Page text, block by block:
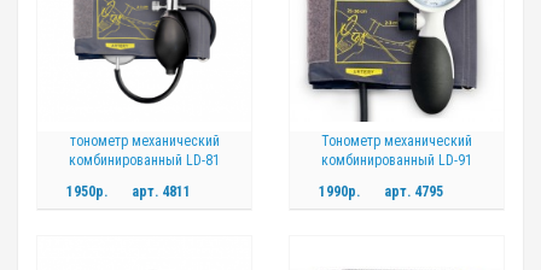
тонометр механический
комбинированный LD-81
1950р.
арт. 4811
Тонометр механический
комбинированный LD-91
1990р.
арт. 4795